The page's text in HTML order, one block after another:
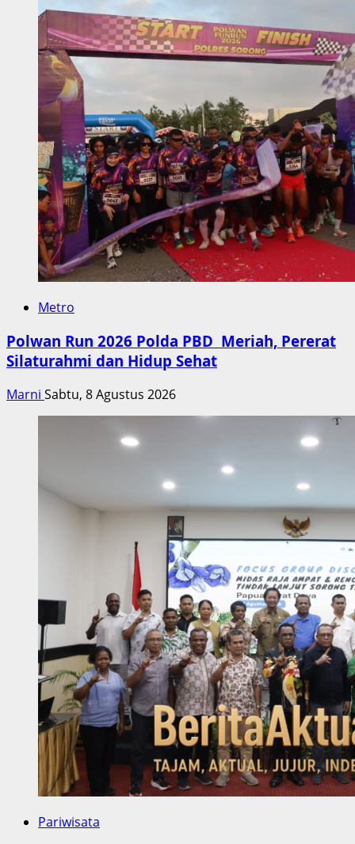
Metro
Polwan Run 2026 Polda PBD Meriah, Pererat
Silaturahmi dan Hidup Sehat
Marni Sabtu, 8 Agustus 2026
Pariwisata